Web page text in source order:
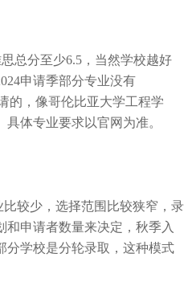
思总分至少6.5 ，当然学校越好
申请季部分专业没有
的，像哥伦比亚大学工程学
体专业要求以官网为准。
较少，选择范围比较狭窄，录
申请者数量来决定，秋季入
分学校是分轮录取， 这种模式